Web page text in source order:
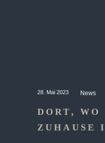
28. Mai 2023 News
DORT, WO
ZUHAUSE